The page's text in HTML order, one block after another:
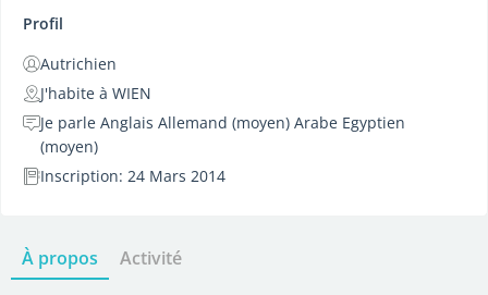
Profil
Autrichien
J'habite à WIEN
Je parle Anglais Allemand (moyen) Arabe Egyptien
(moyen)
Inscription: 24 Mars 2014
À propos Activité